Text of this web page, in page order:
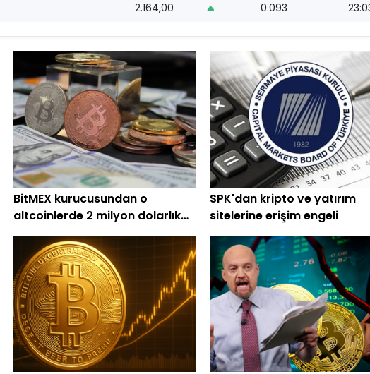
2.164,00 0.093
BitMEX kurucusundan o
altcoinlerde 2 milyon dolarlık
alım
SPK'dan kripto ve yatırım
sitelerine erişim engeli